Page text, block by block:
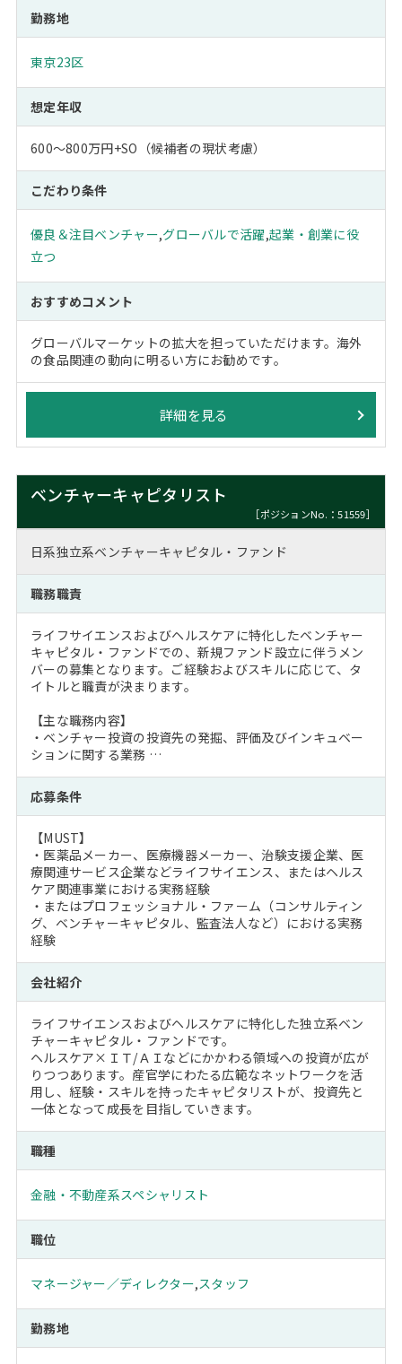
勤務地
東京23区
想定年収
600～800万円+SO（候補者の現状考慮）
こだわり条件
優良＆注目ベンチャー,グローバルで活躍,起業・創業に役
立つ
おすすめコメント
グローバルマーケットの拡大を担っていただけます。海外
の食品関連の動向に明るい方にお勧めです。
詳細を見る
ベンチャーキャピタリスト
［ポジションNo.：51559］
日系独立系ベンチャーキャピタル・ファンド
職務職責
ライフサイエンスおよびヘルスケアに特化したベンチャー
キャピタル・ファンドでの、新規ファンド設立に伴うメン
バーの募集となります。ご経験およびスキルに応じて、タ
イトルと職責が決まります。
【主な職務内容】
・ベンチャー投資の投資先の発掘、評価及びインキュベー
ションに関する業務 …
応募条件
【MUST】
・医薬品メーカー、医療機器メーカー、治験支援企業、医
療関連サービス企業などライフサイエンス、またはヘルス
ケア関連事業における実務経験
・またはプロフェッショナル・ファーム（コンサルティン
グ、ベンチャーキャピタル、監査法人など）における実務
経験
会社紹介
ライフサイエンスおよびヘルスケアに特化した独立系ベン
チャーキャピタル・ファンドです。
ヘルスケア×ＩＴ/ＡＩなどにかかわる領域への投資が広が
りつつあります。産官学にわたる広範なネットワークを活
用し、経験・スキルを持ったキャピタリストが、投資先と
一体となって成長を目指していきます。
職種
金融・不動産系スペシャリスト
職位
マネージャー／ディレクター,スタッフ
勤務地